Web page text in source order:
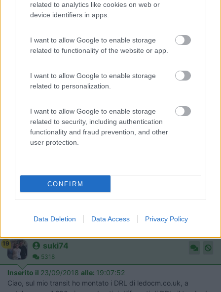
related to analytics like cookies on web or
device identifiers in apps.
I want to allow Google to enable storage
related to functionality of the website or app.
I want to allow Google to enable storage
related to personalization.
I want to allow Google to enable storage
related to security, including authentication
functionality and fraud prevention, and other
user protection.
CONFIRM
Data Deletion Data Access Privacy Policy
ho peccato d'ingenuita pensavo si trovassero come per le auto,
se guardi il sito Xenonpertutti capisci cosa intendo
www.maxcancer.net
Inserito il23/09/2018 alle:16:24:32
nemmeno in aftermarket ,ma volevo qualcosa che si vedesse
anche di giorno e ho acquistato da BEPS dei fanali lunghi una
decina di cm che ho applicato sui fianchi della mascherina
radiatore poca spesa ( una ventina di euro ) giusta resa . il
visibilità maggiore .
carlo
carlo . www CAMPER FAI DA ME , è il modo x vedere il mio camper
19 suki74
5318
Inserito il 23/09/2018 alle: 19:07:52
Ciao, sul mio transit ho montato i DRL di ledocm.co.uk, a